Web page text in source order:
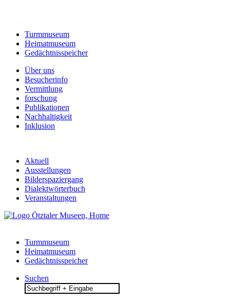
Turmmuseum
Heimatmuseum
Gedächtnisspeicher
Über uns
Besucherinfo
Vermittlung
forschung
Publikationen
Nachhaltigkeit
Inklusion
Aktuell
Ausstellungen
Bilderspaziergang
Dialektwörterbuch
Veranstaltungen
Turmmuseum
Heimatmuseum
Gedächtnisspeicher
Suchen
Search
for: